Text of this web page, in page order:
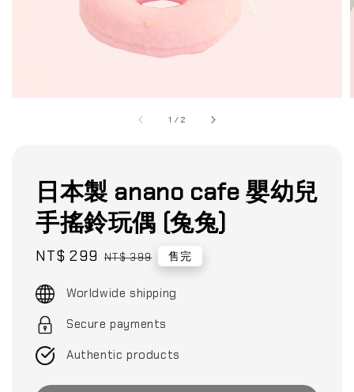
1 /2
日本製 anano cafe 嬰幼兒
手搖鈴玩偶 (兔兔)
Sale
NT$ 299 Regular
NT$ 399 售完
Worldwide shipping
Secure payments
Authentic products